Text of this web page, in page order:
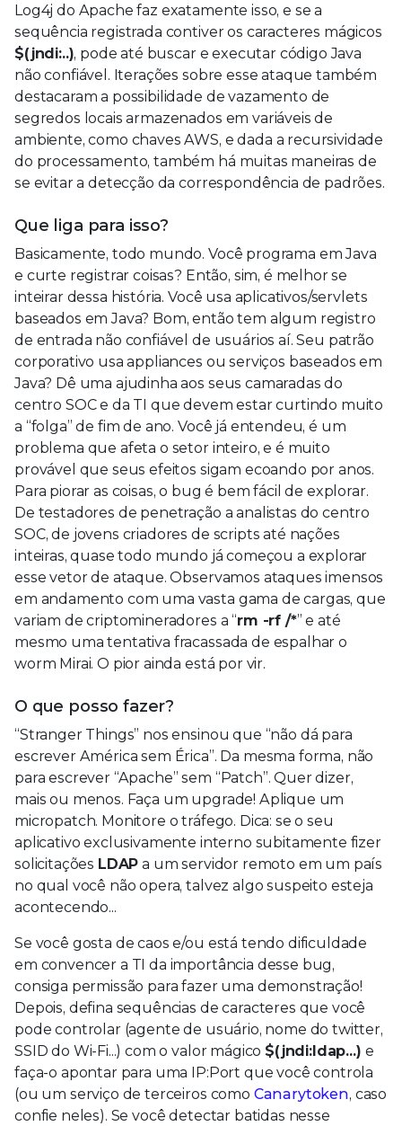
Log4j do Apache faz exatamente isso, e se a
sequência registrada contiver os caracteres mágicos
$(jndi:..), pode até buscar e executar código Java
não confiável. Iterações sobre esse ataque também
destacaram a possibilidade de vazamento de
segredos locais armazenados em variáveis de
ambiente, como chaves AWS, e dada a recursividade
do processamento, também há muitas maneiras de
se evitar a detecção da correspondência de padrões.
Que liga para isso?
Basicamente, todo mundo. Você programa em Java
e curte registrar coisas? Então, sim, é melhor se
inteirar dessa história. Você usa aplicativos/servlets
baseados em Java? Bom, então tem algum registro
de entrada não confiável de usuários aí. Seu patrão
corporativo usa appliances ou serviços baseados em
Java? Dê uma ajudinha aos seus camaradas do
centro SOC e da TI que devem estar curtindo muito
a “folga” de fim de ano. Você já entendeu, é um
problema que afeta o setor inteiro, e é muito
provável que seus efeitos sigam ecoando por anos.
Para piorar as coisas, o bug é bem fácil de explorar.
De testadores de penetração a analistas do centro
SOC, de jovens criadores de scripts até nações
inteiras, quase todo mundo já começou a explorar
esse vetor de ataque. Observamos ataques imensos
em andamento com uma vasta gama de cargas, que
variam de criptomineradores a “rm -rf /*” e até
mesmo uma tentativa fracassada de espalhar o
worm Mirai. O pior ainda está por vir.
O que posso fazer?
“Stranger Things” nos ensinou que “não dá para
escrever América sem Érica”. Da mesma forma, não
para escrever “Apache” sem “Patch”. Quer dizer,
mais ou menos. Faça um upgrade! Aplique um
micropatch. Monitore o tráfego. Dica: se o seu
aplicativo exclusivamente interno subitamente fizer
solicitações LDAP a um servidor remoto em um país
no qual você não opera, talvez algo suspeito esteja
acontecendo...
Se você gosta de caos e/ou está tendo dificuldade
em convencer a TI da importância desse bug,
consiga permissão para fazer uma demonstração!
Depois, defina sequências de caracteres que você
pode controlar (agente de usuário, nome do twitter,
SSID do Wi-Fi...) com o valor mágico $(jndi:ldap...) e
faça-o apontar para uma IP:Port que você controla
(ou um serviço de terceiros como Canarytoken, caso
confie neles). Se você detectar batidas nesse